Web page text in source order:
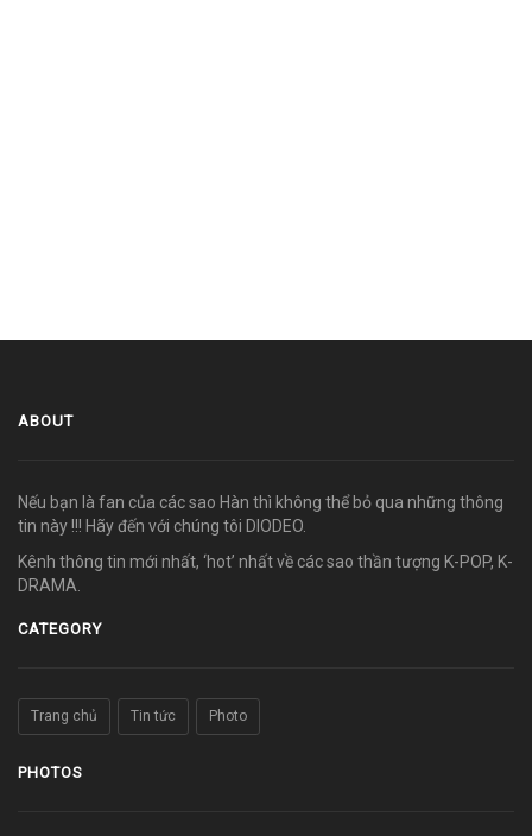
ABOUT
Nếu bạn là fan của các sao Hàn thì không thể bỏ qua những thông
tin này !!! Hãy đến với chúng tôi DIODEO.
Kênh thông tin mới nhất, ‘hot’ nhất về các sao thần tượng K-POP, K-
DRAMA.
CATEGORY
Trang chủ Tin tức Photo
PHOTOS